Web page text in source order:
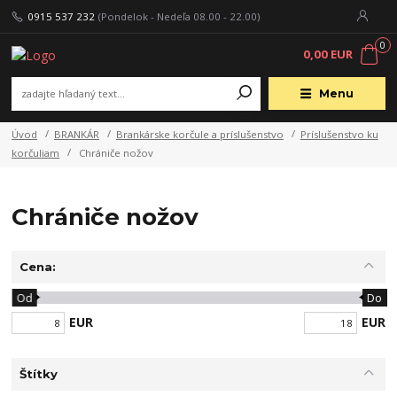
Menu
0915 537 232 (Pondelok - Nedeľa 08.00 - 22.00)
0
0,00 EUR
Úvod BRANKÁR Brankárske korčule a príslušenstvo
Príslušenstvo ku
korčuliam
Chrániče nožov
Chrániče nožov
Cena:
EUR
Od Do
EUR
Štítky